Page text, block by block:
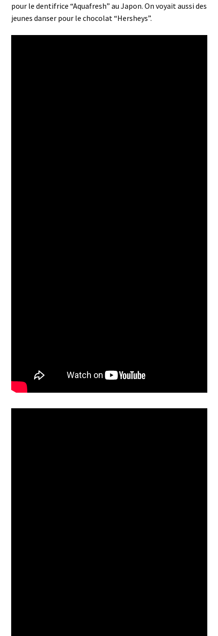
pour le dentifrice “Aquafresh” au Japon. On voyait aussi des
jeunes danser pour le chocolat “Hersheys”.